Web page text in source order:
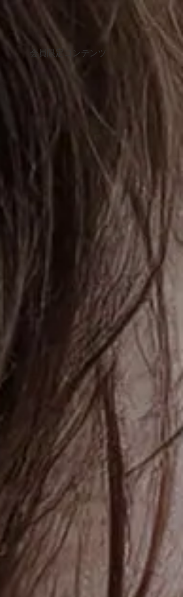
会員限定コンテンツ